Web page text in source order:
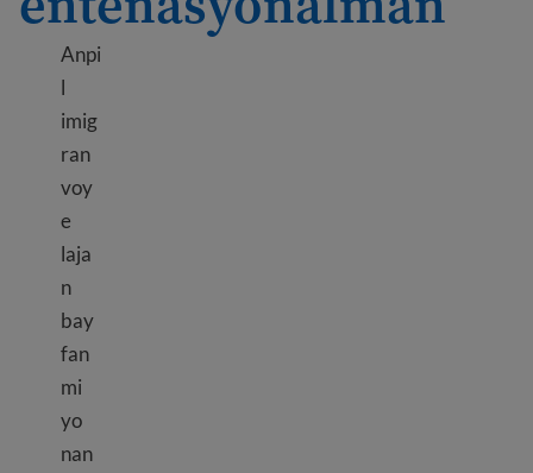
Anpi
l
imig
ran
voy
e
laja
n
bay
fan
mi
yo
nan